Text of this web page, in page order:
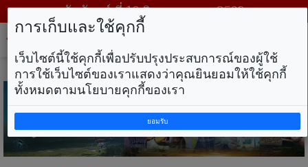
วันจันทร์ ที่ 10 สิงหาคม พ.ศ. 2569
การเก็บและใช้คุกกี้
เว็บไซต์นี้ใช้คุกกี้เพื่อปรับปรุงประสบการณ์ของผู้ใช้
การใช้เว็บไซต์ของเราแสดงว่าคุณยินยอมให้ใช้คุกกี้
ทั้งหมดตามนโยบายคุกกี้ของเรา
ยอมรับ